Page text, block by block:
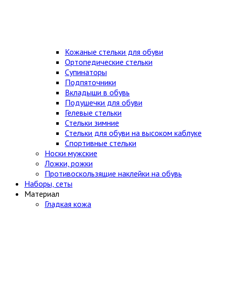
Кожаные стельки для обуви
Ортопедические стельки
Супинаторы
Подпяточники
Вкладыши в обувь
Подушечки для обуви
Гелевые стельки
Стельки зимние
Стельки для обуви на высоком каблуке
Спортивные стельки
Носки мужские
Ложки, рожки
Противоскользящие наклейки на обувь
Наборы, сеты
Материал
Гладкая кожа